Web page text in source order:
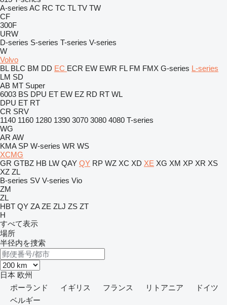
A-series AC RC TC TL TV TW
CF
300F
URW
D-series S-series T-series V-series
W
Volvo
BL BLC BM DD EC ECR EW EWR FL FM FMX G-series L-series
LM SD
AB MT Super
6003 BS DPU ET EW EZ RD RT WL
DPU ET RT
CR SRV
1140 1160 1280 1390 3070 3080 4080 T-series
WG
AR AW
KMA SP W-series WR WS
XCMG
GR GTBZ HB LW QAY QY RP WZ XC XD XE XG XM XP XR XS
XZ ZL
B-series SV V-series Vio
ZM
ZL
HBT QY ZA ZE ZLJ ZS ZT
H
すべて表示
場所
半径内を捜索
日本 欧州
ポーランド
イギリス フランス リトアニア
ドイツ
ベルギー